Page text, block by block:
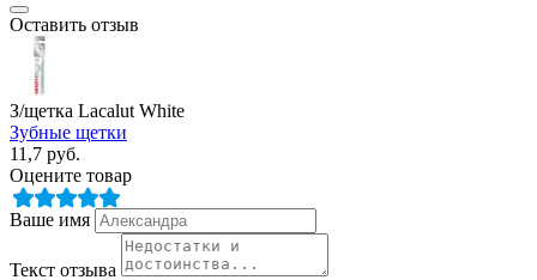
Оставить отзыв
З/щетка Lacalut White
Зубные щетки
11,7 руб.
Оцените товар
Ваше имя
Текст отзыва